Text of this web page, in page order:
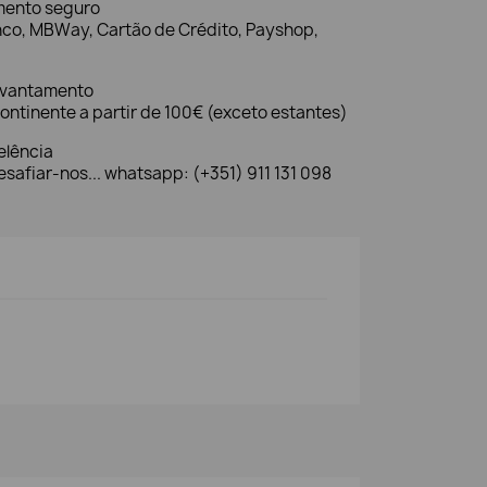
seguro
MBWay, Cartão de Crédito, Payshop,
a partir de 100€ (exceto estantes)
nos... whatsapp: (+351) 911 131 098